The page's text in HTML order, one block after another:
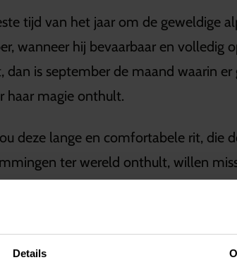
Details
tijd van het jaar om de geweldige
wanneer hij bevaarbaar en volledig
dan is september de maand waarin
haar magie onthult.
deze lange en comfortabele rit, die
ter wereld onthult, willen